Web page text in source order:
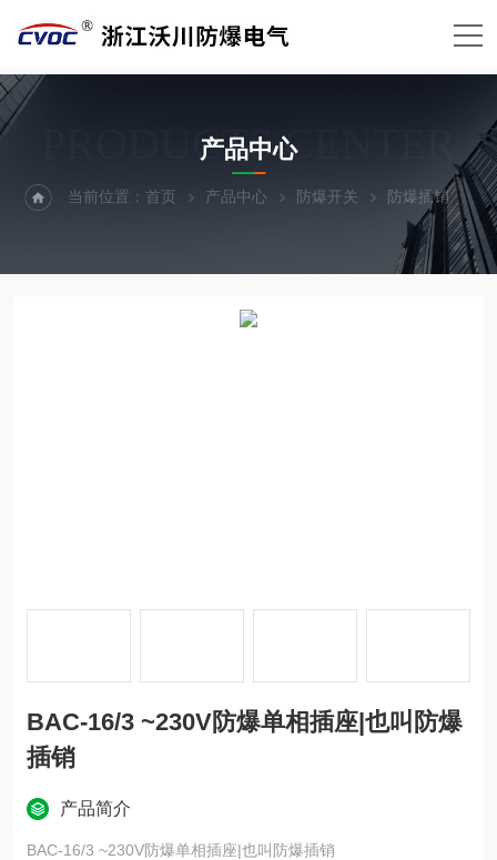
PRODUCTS CENTER
产品中心
当前位置：首页 产品中心 防爆开关 防爆插销
BAC-16/3 ~230V防爆单相插座|也叫防爆
插销
产品简介
BAC-16/3 ~230V防爆单相插座|也叫防爆插销